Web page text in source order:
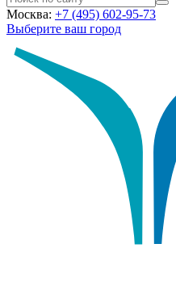
Москва: +7 (495) 602-95-73
Выберите ваш город